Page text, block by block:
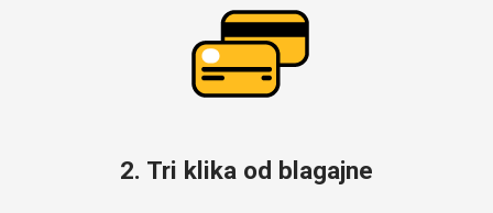
2. Tri klika od blagajne